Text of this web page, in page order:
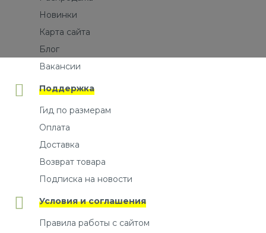
Новинки
Карта сайта
Блог
Вакансии
Поддержка
Гид по размерам
Оплата
Доставка
Возврат товара
Подписка на новости
Условия и соглашения
Правила работы с сайтом